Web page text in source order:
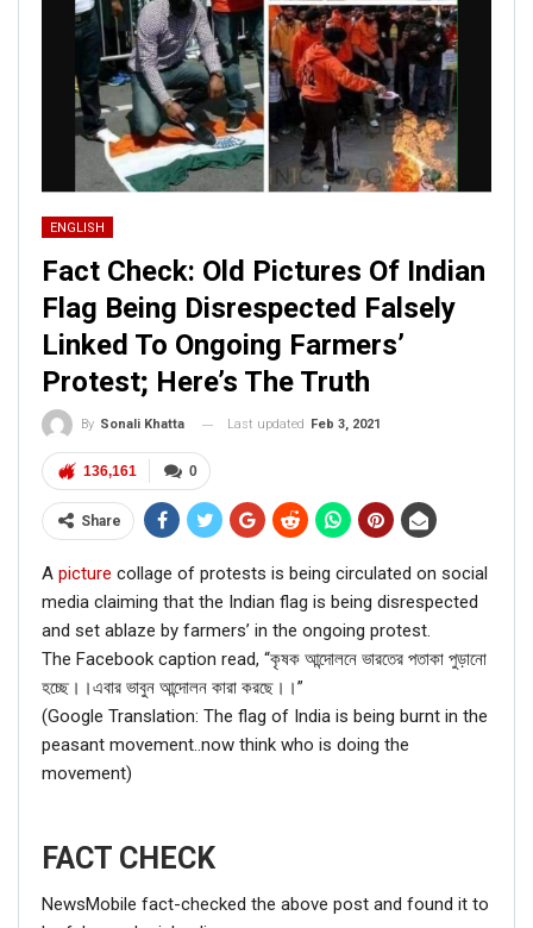
ENGLISH
Fact Check: Old Pictures Of Indian
Flag Being Disrespected Falsely
Linked To Ongoing Farmers’
Protest; Here’s The Truth
By Sonali Khatta Last updated Feb 3, 2021
0
136,161
Share
A picture collage of protests is being circulated on social
media claiming that the Indian flag is being disrespected
and set ablaze by farmers’ in the ongoing protest.
The Facebook caption read, “কৃষক আন্দোলনে ভারতের পতাকা পুড়ানো
হচ্ছে।।এবার ভাবুন আন্দোলন কারা করছে।।”
(Google Translation: The flag of India is being burnt in the
peasant movement..now think who is doing the
movement)
FACT CHECK
NewsMobile fact-checked the above post and found it to